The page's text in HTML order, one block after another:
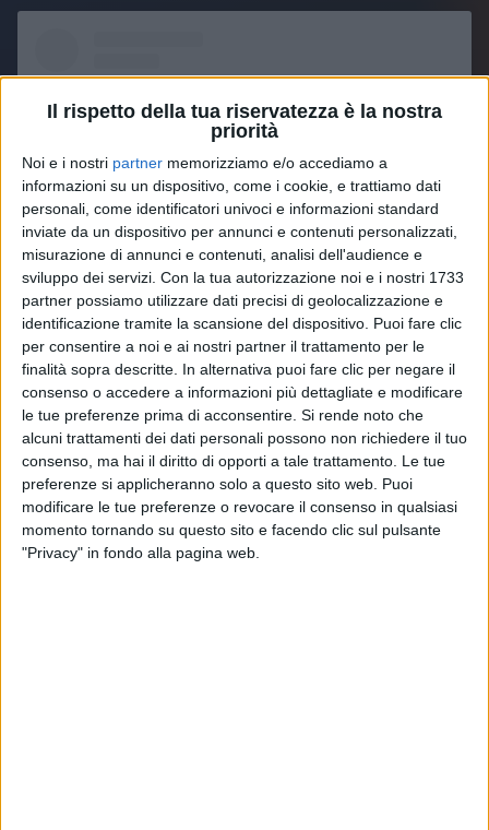
Il rispetto della tua riservatezza è la nostra
priorità
Noi e i nostri partner memorizziamo e/o accediamo a
informazioni su un dispositivo, come i cookie, e trattiamo dati
personali, come identificatori univoci e informazioni standard
inviate da un dispositivo per annunci e contenuti personalizzati,
misurazione di annunci e contenuti, analisi dell'audience e
sviluppo dei servizi. Con la tua autorizzazione noi e i nostri 1733
partner possiamo utilizzare dati precisi di geolocalizzazione e
identificazione tramite la scansione del dispositivo. Puoi fare clic
per consentire a noi e ai nostri partner il trattamento per le
finalità sopra descritte. In alternativa puoi fare clic per negare il
consenso o accedere a informazioni più dettagliate e modificare
le tue preferenze prima di acconsentire. Si rende noto che
alcuni trattamenti dei dati personali possono non richiedere il tuo
consenso, ma hai il diritto di opporti a tale trattamento. Le tue
preferenze si applicheranno solo a questo sito web. Puoi
modificare le tue preferenze o revocare il consenso in qualsiasi
momento tornando su questo sito e facendo clic sul pulsante
"Privacy" in fondo alla pagina web.
Visualizza questo post su Instagram